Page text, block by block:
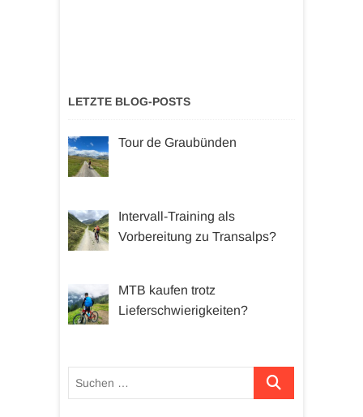
LETZTE BLOG-POSTS
Tour de Graubünden
Intervall-Training als
Vorbereitung zu Transalps?
MTB kaufen trotz
Lieferschwierigkeiten?
Suchen …